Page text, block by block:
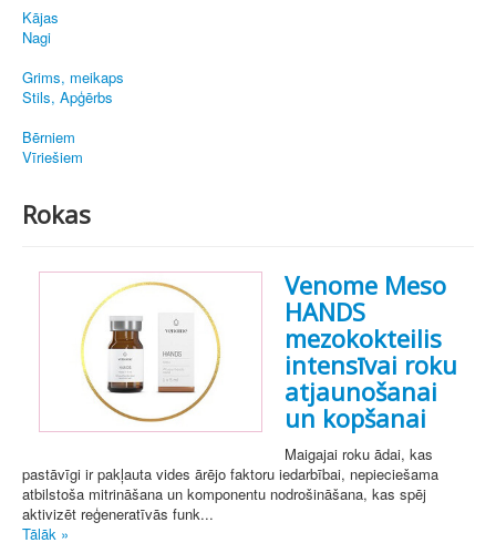
Kājas
Nagi
Grims, meikaps
Stils, Apģērbs
Bērniem
Vīriešiem
Rokas
Venome Meso
HANDS
mezokokteilis
intensīvai roku
atjaunošanai
un kopšanai
Maigajai roku ādai, kas
pastāvīgi ir pakļauta vides ārējo faktoru iedarbībai, nepieciešama
atbilstoša mitrināšana un komponentu nodrošināšana, kas spēj
aktivizēt reģeneratīvās funk...
Tālāk »